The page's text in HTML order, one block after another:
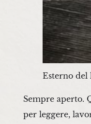
Esterno del
Sempre aperto.
per leggere,